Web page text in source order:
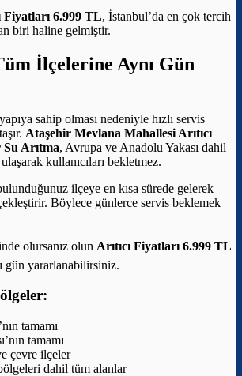
Fiyatları 6.999 TL, İstanbul’da en çok tercih
biri haline gelmiştir.
İlçelerine Aynı Gün
sahip olması nedeniyle hızlı servis
Ataşehir Mevlana Mahallesi Arıtıcı
Arıtma, Avrupa ve Anadolu Yakası dahil
kullanıcıları bekletmez.
ilçeye en kısa sürede gelerek
Böylece günlerce servis beklemek
olursanız olun Arıtıcı Fiyatları 6.999 TL
gün yararlanabilirsiniz.
tamamı
tamamı
çevre ilçeler
dahil tüm alanlar